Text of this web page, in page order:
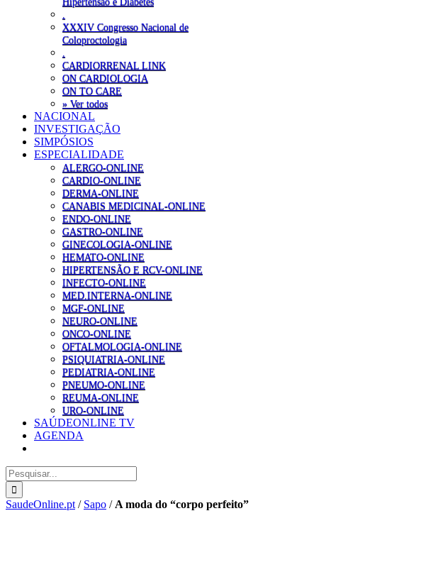
XXXIV Congresso Nacional de
Coloproctologia
CARDIORRENAL LINK
ON CARDIOLOGIA
ON TO CARE
» Ver todos
NACIONAL
INVESTIGAÇÃO
SIMPÓSIOS
ESPECIALIDADE
ALERGO-ONLINE
CARDIO-ONLINE
DERMA-ONLINE
CANABIS MEDICINAL-ONLINE
ENDO-ONLINE
GASTRO-ONLINE
GINECOLOGIA-ONLINE
HEMATO-ONLINE
HIPERTENSÃO E RCV-ONLINE
INFECTO-ONLINE
MED.INTERNA-ONLINE
MGF-ONLINE
NEURO-ONLINE
ONCO-ONLINE
OFTALMOLOGIA-ONLINE
PSIQUIATRIA-ONLINE
PEDIATRIA-ONLINE
PNEUMO-ONLINE
REUMA-ONLINE
URO-ONLINE
SAÚDEONLINE TV
AGENDA
Pesquisar
SaudeOnline.pt / Sapo / A moda do “corpo perfeito”